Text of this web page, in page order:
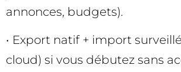
annonces, budgets).
• Export natif + import
cloud) si vous débutez sans